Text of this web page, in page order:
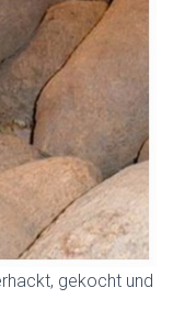
gekocht und